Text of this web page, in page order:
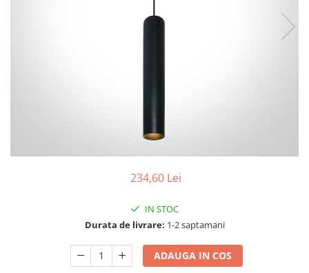
234,60 Lei
IN STOC
Durata de livrare: 1-2 saptamani
ADAUGA IN COS